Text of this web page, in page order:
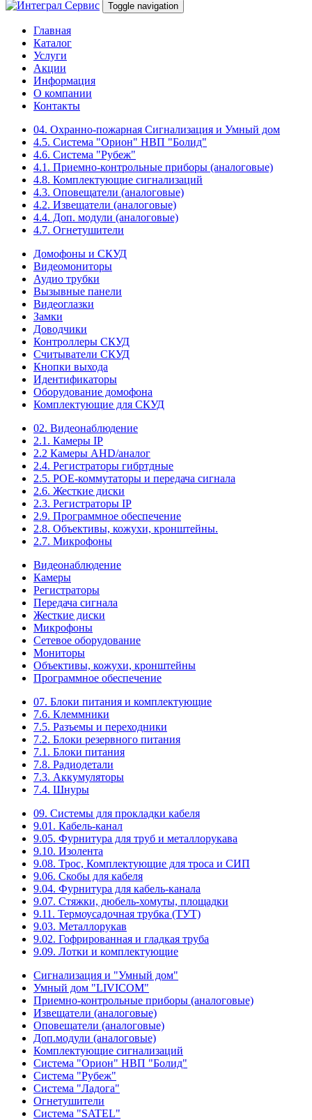
Toggle navigation
Главная
Каталог
Услуги
Акции
Информация
О компании
Контакты
04. Охранно-пожарная Сигнализация и Умный дом
4.5. Система "Орион" НВП "Болид"
4.6. Система "Рубеж"
4.1. Приемно-контрольные приборы (аналоговые)
4.8. Комплектующие сигнализаций
4.3. Оповещатели (аналоговые)
4.2. Извещатели (аналоговые)
4.4. Доп. модули (аналоговые)
4.7. Огнетушители
Домофоны и СКУД
Видеомониторы
Аудио трубки
Вызывные панели
Видеоглазки
Замки
Доводчики
Контроллеры СКУД
Считыватели СКУД
Кнопки выхода
Идентификаторы
Оборудование домофона
Комплектующие для СКУД
02. Видеонаблюдение
2.1. Камеры IP
2.2 Камеры AHD/аналог
2.4. Регистраторы гибртдные
2.5. РОЕ-коммутаторы и передача сигнала
2.6. Жесткие диски
2.3. Регистраторы IP
2.9. Программное обеспечение
2.8. Объективы, кожухи, кронштейны.
2.7. Микрофоны
Видеонаблюдение
Камеры
Регистраторы
Передача сигнала
Жесткие диски
Микрофоны
Сетевое оборудование
Мониторы
Объективы, кожухи, кронштейны
Программное обеспечение
07. Блоки питания и комплектующие
7.6. Клеммники
7.5. Разъемы и переходники
7.2. Блоки резервного питания
7.1. Блоки питания
7.8. Радиодетали
7.3. Аккумуляторы
7.4. Шнуры
09. Системы для прокладки кабеля
9.01. Кабель-канал
9.05. Фурнитура для труб и металлорукава
9.10. Изолента
9.08. Трос, Комплектующие для троса и СИП
9.06. Скобы для кабеля
9.04. Фурнитура для кабель-канала
9.07. Стяжки, дюбель-хомуты, площадки
9.11. Термоусадочная трубка (ТУТ)
9.03. Металлорукав
9.02. Гофрированная и гладкая труба
9.09. Лотки и комплектующие
Сигнализация и "Умный дом"
Умный дом "LIVICOM"
Приемно-контрольные приборы (аналоговые)
Извещатели (аналоговые)
Оповещатели (аналоговые)
Доп.модули (аналоговые)
Комплектующие сигнализаций
Система "Орион" НВП "Болид"
Система "Рубеж"
Система "Ладога"
Огнетушители
Система "SATEL"